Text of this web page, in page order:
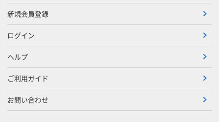
新規会員登録
ログイン
ヘルプ
ご利用ガイド
お問い合わせ